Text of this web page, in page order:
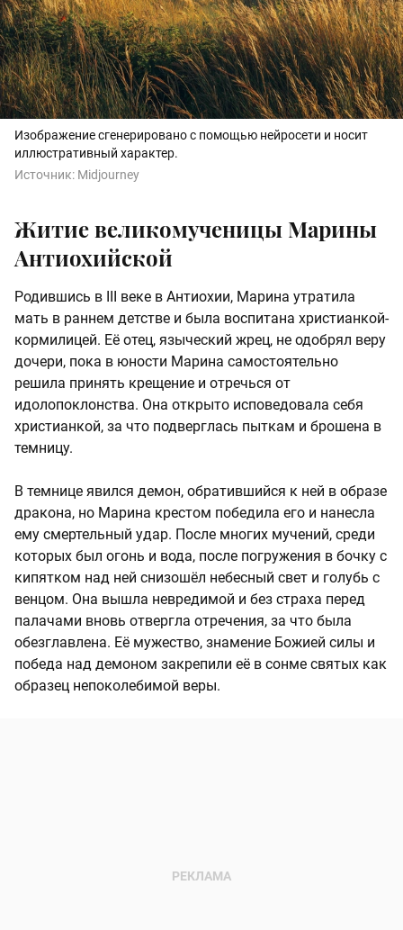
Изображение сгенерировано с помощью нейросети и носит
иллюстративный характер.
Источник: Midjourney
Житие великомученицы Марины
Антиохийской
Родившись в III веке в Антиохии, Марина утратила
мать в раннем детстве и была воспитана христианкой-
кормилицей. Её отец, языческий жрец, не одобрял веру
дочери, пока в юности Марина самостоятельно
решила принять крещение и отречься от
идолопоклонства. Она открыто исповедовала себя
христианкой, за что подверглась пыткам и брошена в
темницу.
В темнице явился демон, обратившийся к ней в образе
дракона, но Марина крестом победила его и нанесла
ему смертельный удар. После многих мучений, среди
которых был огонь и вода, после погружения в бочку с
кипятком над ней снизошёл небесный свет и голубь с
венцом. Она вышла невредимой и без страха перед
палачами вновь отвергла отречения, за что была
обезглавлена. Её мужество, знамение Божией силы и
победа над демоном закрепили её в сонме святых как
образец непоколебимой веры.